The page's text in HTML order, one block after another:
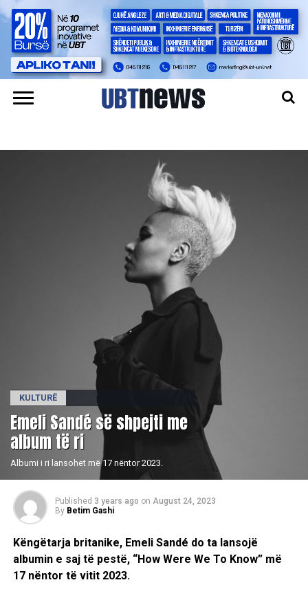
KULTURË
Emeli Sandé së shpejti me
album të ri
Albumi i ri lansohet më 17 nëntor 2023.
Published 3 years ago on August 24, 2023
By Betim Gashi
Këngëtarja britanike, Emeli Sandé do ta lansojë
albumin e saj të pestë, “How Were We To Know” më
17 nëntor të vitit 2023.